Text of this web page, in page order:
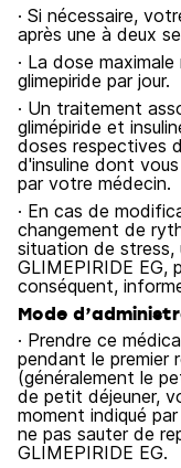
· Si nécessaire,
après une à deux
· La dose
glimepiride par jour.
· Un traitement
glimépiride et
doses respectives
d'insuline dont
par votre médecin.
· En cas de
changement de
situation de
GLIMEPIRIDE EG,
conséquent,
Mode
· Prendre ce
pendant le premier
(généralement le
de petit déjeuner,
moment indiqué
ne pas sauter de
GLIMEPIRIDE EG.